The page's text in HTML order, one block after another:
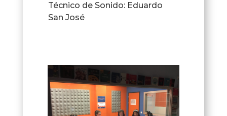
Técnico de Sonido: Eduardo
San José